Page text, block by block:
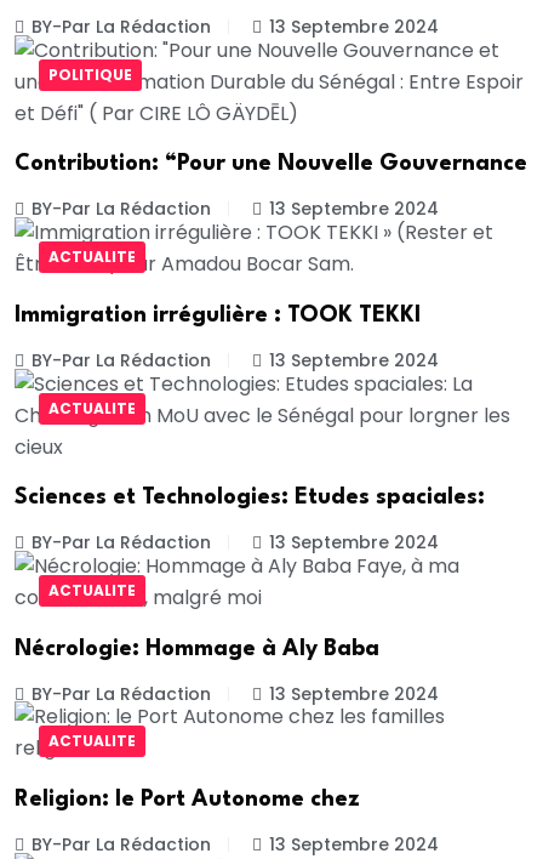
BY-Par La Rédaction 13 Septembre 2024
POLITIQUE
Contribution: “Pour une Nouvelle Gouvernance
BY-Par La Rédaction 13 Septembre 2024
ACTUALITE
Immigration irrégulière : TOOK TEKKI
BY-Par La Rédaction 13 Septembre 2024
ACTUALITE
Sciences et Technologies: Etudes spaciales:
BY-Par La Rédaction 13 Septembre 2024
ACTUALITE
Nécrologie: Hommage à Aly Baba
BY-Par La Rédaction 13 Septembre 2024
ACTUALITE
Religion: le Port Autonome chez
BY-Par La Rédaction 13 Septembre 2024